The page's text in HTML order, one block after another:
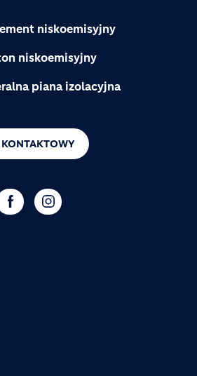
niskoemisyjny
niskoemisyjny
piana izolacyjna